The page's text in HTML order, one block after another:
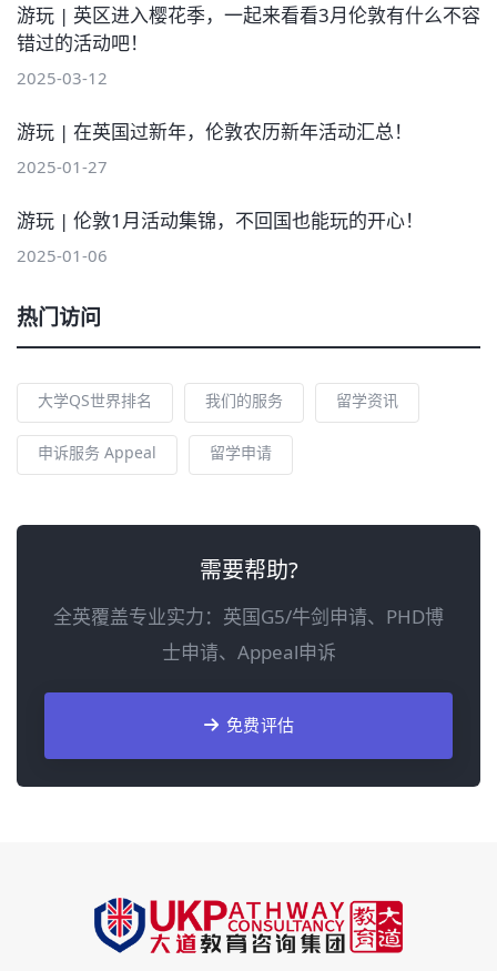
游玩 | 英区进入樱花季，一起来看看3月伦敦有什么不容
错过的活动吧！
2025-03-12
游玩 | 在英国过新年，伦敦农历新年活动汇总！
2025-01-27
游玩 | 伦敦1月活动集锦，不回国也能玩的开心！
2025-01-06
热门访问
大学QS世界排名 我们的服务 留学资讯
申诉服务 Appeal 留学申请
需要帮助?
全英覆盖专业实力：英国G5/牛剑申请、PHD博
士申请、Appeal申诉
免费评估